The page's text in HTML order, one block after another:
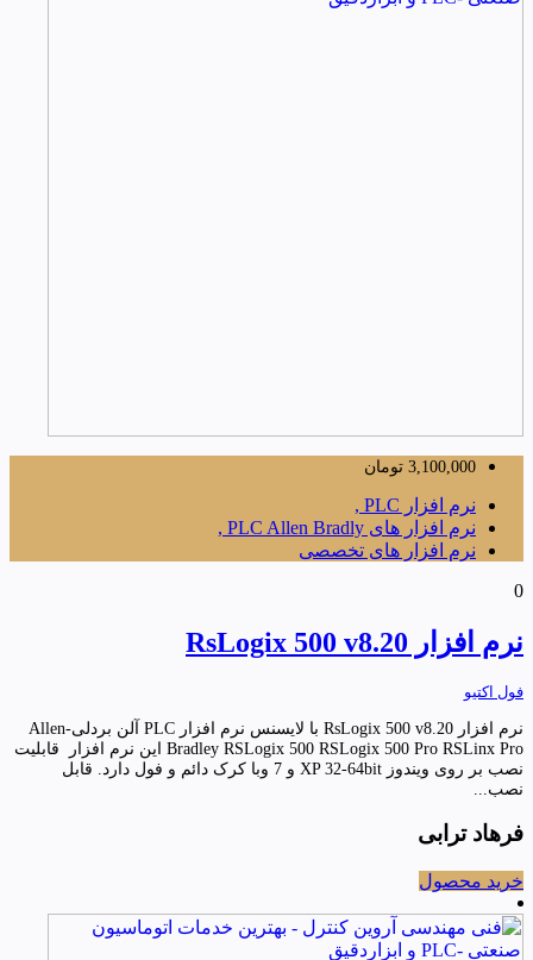
3,100,000 تومان
نرم افزار PLC ,
نرم افزار های PLC Allen Bradly ,
نرم افزار های تخصصی
0
نرم افزار RsLogix 500 v8.20
فول اکتیو
نرم افزار RsLogix 500 v8.20 با لایسنس نرم افزار PLC آلن بردلی-Allen
Bradley RSLogix 500 RSLogix 500 Pro RSLinx Pro این نرم افزار قابلیت
نصب بر روی ویندوز XP 32-64bit و 7 وبا کرک دائم و فول دارد. قابل
نصب...
فرهاد ترابی
خرید محصول